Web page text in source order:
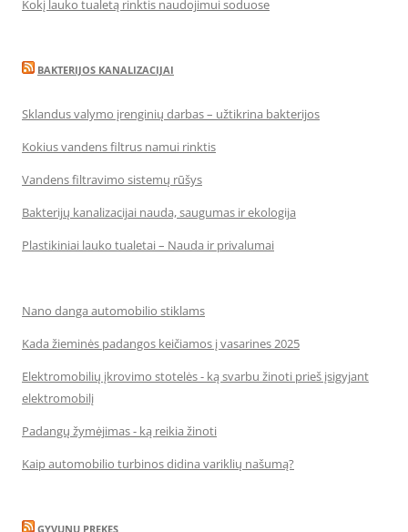
Kokį lauko tualetą rinktis naudojimui soduose
BAKTERIJOS KANALIZACIJAI
Sklandus valymo įrenginių darbas – užtikrina bakterijos
Kokius vandens filtrus namui rinktis
Vandens filtravimo sistemų rūšys
Bakterijų kanalizacijai nauda, saugumas ir ekologija
Plastikiniai lauko tualetai – Nauda ir privalumai
Nano danga automobilio stiklams
Kada žieminės padangos keičiamos į vasarines 2025
Elektromobilių įkrovimo stotelės - ką svarbu žinoti prieš įsigyjant
elektromobilį
Padangų žymėjimas - ką reikia žinoti
Kaip automobilio turbinos didina variklių našumą?
GYVUNU PREKES